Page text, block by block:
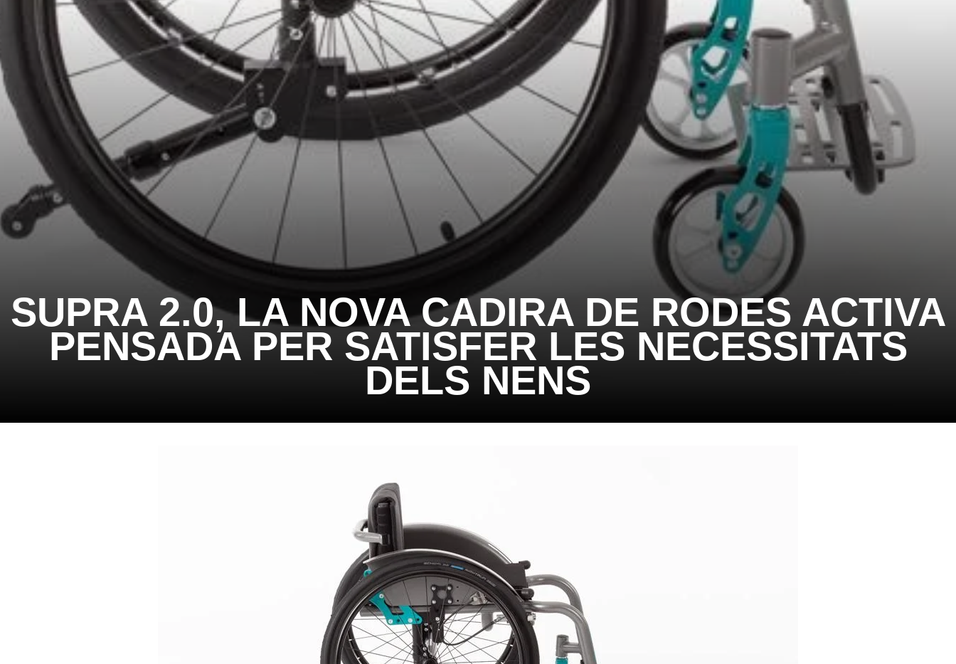
SUPRA 2.0, LA NOVA CADIRA DE RODES ACTIVA
PENSADA PER SATISFER LES NECESSITATS
DELS NENS